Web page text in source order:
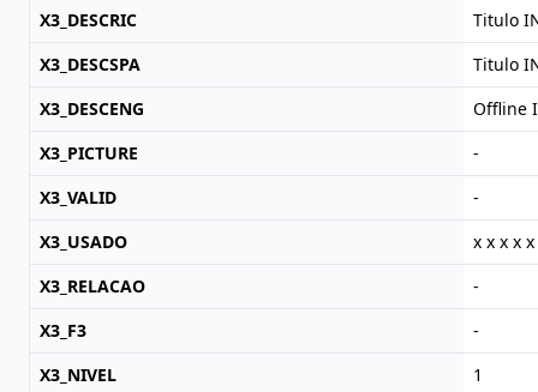
X3_DESCRIC
Titulo
X3_DESCSPA
Titulo
X3_DESCENG
Offline
X3_PICTURE
-
X3_VALID
-
X3_USADO
x x x x
X3_RELACAO
-
X3_F3
-
X3_NIVEL
1